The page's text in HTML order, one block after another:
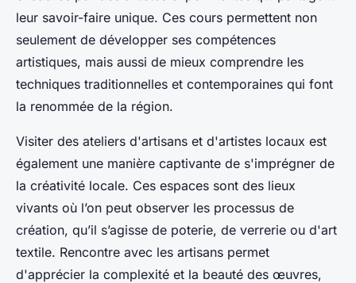
leur savoir-faire unique. Ces cours permettent non
seulement de développer ses compétences
artistiques, mais aussi de mieux comprendre les
techniques traditionnelles et contemporaines qui font
la renommée de la région.
Visiter des ateliers d'artisans et d'artistes locaux est
également une manière captivante de s'imprégner de
la créativité locale. Ces espaces sont des lieux
vivants où l’on peut observer les processus de
création, qu’il s’agisse de poterie, de verrerie ou d'art
textile. Rencontre avec les artisans permet
d'apprécier la complexité et la beauté des œuvres,